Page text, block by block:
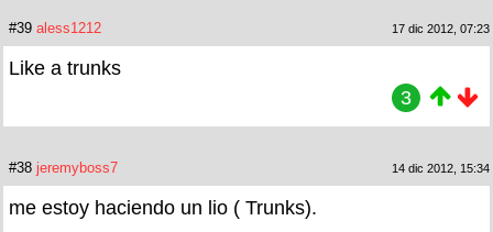
#39 aless1212 17 dic 2012, 07:23
Like a trunks
3
#38 jeremyboss7 14 dic 2012, 15:34
me estoy haciendo un lio ( Trunks).